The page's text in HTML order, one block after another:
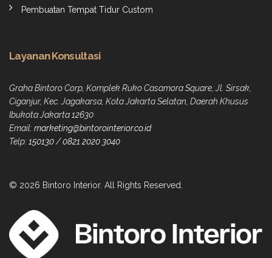
Pembuatan Tempat Tidur Custom
Layanan Konsultasi
Graha Bintoro Corp, Komplek Ruko Casamora Square, Jl. Sirsak,
Ciganjur, Kec. Jagakarsa, Kota Jakarta Selatan, Daerah Khusus
Ibukota Jakarta 12630
Email:marketing@bintorointerior.co.id
Telp: 150130/0821 2020 3040
© 2026 Bintoro Interior. All Rights Reserved.